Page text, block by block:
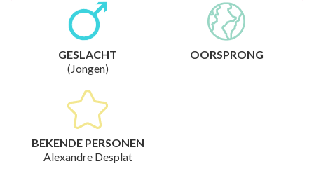
GESLACHT
(Jongen)
OORSPRONG
BEKENDE PERSONEN
Alexandre Desplat